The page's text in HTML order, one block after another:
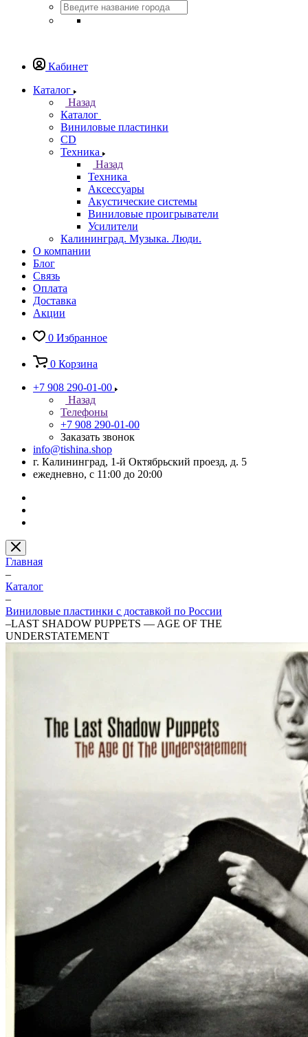
Кабинет
Каталог
Назад
Каталог
Виниловые пластинки
CD
Техника
Назад
Техника
Аксессуары
Акустические системы
Виниловые проигрыватели
Усилители
Калининград. Музыка. Люди.
О компании
Блог
Связь
Оплата
Доставка
Акции
0 Избранное
0 Корзина
+7 908 290-01-00
Назад
Телефоны
+7 908 290-01-00
Заказать звонок
info@tishina.shop
г. Калининград, 1-й Октябрьский проезд, д. 5
ежедневно, с 11:00 до 20:00
Главная
–
Каталог
–
Виниловые пластинки с доставкой по России
–LAST SHADOW PUPPETS — AGE OF THE
UNDERSTATEMENT